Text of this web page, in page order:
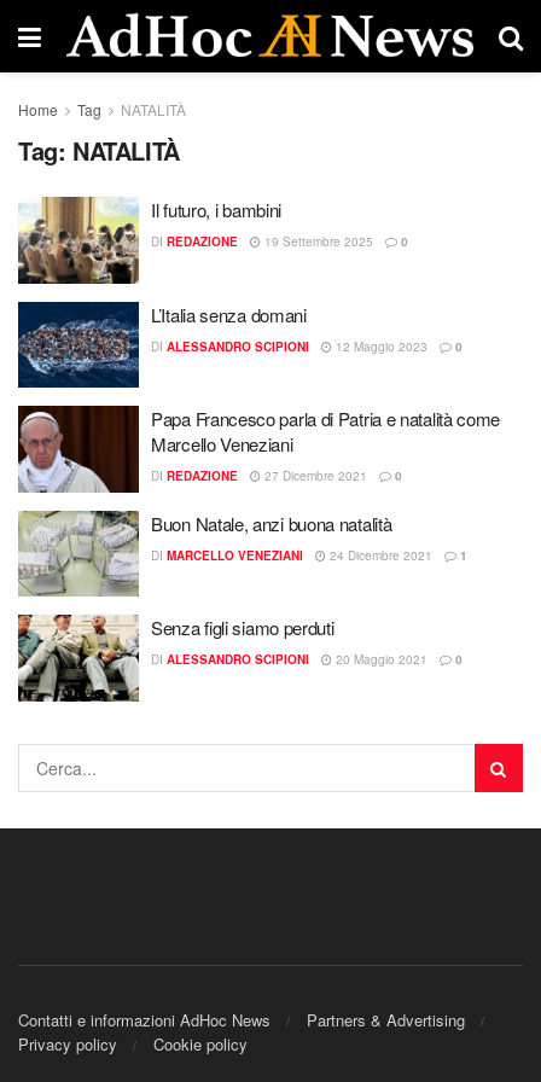
Home Tag NATALITÀ
Tag: NATALITÀ
Il futuro, i bambini
DI REDAZIONE 19 Settembre 2025 0
L’Italia senza domani
DI ALESSANDRO SCIPIONI 12 Maggio 2023 0
Papa Francesco parla di Patria e natalità come
Marcello Veneziani
DI REDAZIONE 27 Dicembre 2021 0
Buon Natale, anzi buona natalità
DI MARCELLO VENEZIANI 24 Dicembre 2021 1
Senza figli siamo perduti
DI ALESSANDRO SCIPIONI 20 Maggio 2021 0
Contatti e informazioni AdHoc News
Partners & Advertising
Privacy policy
Cookie policy